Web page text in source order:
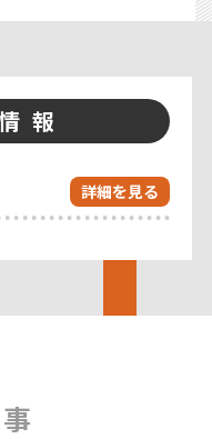
報
詳細を見る